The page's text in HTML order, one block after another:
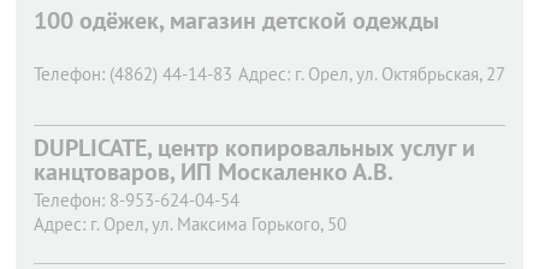
100 одёжек, магазин детской одежды
Телефон: (4862) 44-14-83 Адрес: г. Орел, ул. Октябрьская, 27
DUPLICATE, центр копировальных услуг и
канцтоваров, ИП Москаленко А.В.
Телефон: 8-953-624-04-54
Адрес: г. Орел, ул. Максима Горького, 50